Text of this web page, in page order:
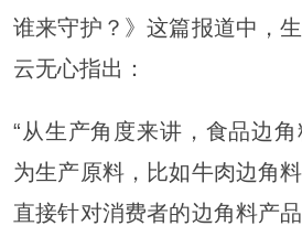
谁来守护？》这篇报道中，
云无心指出：
“从生产角度来讲，食品边
为生产原料，比如牛肉边角
直接针对消费者的边角料产